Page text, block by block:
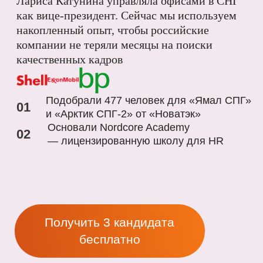
На каждого инженера у нас досье
на 50 страниц.Знаем все — в каких
проектах участвовал, какие задачи
решал, как часто менял работу и почему.
Как зовут жену и позволит ли она ехать
на вахту в Норильск.
проверенных
инженеров, которых
мы собирали 25 лет
>300 000